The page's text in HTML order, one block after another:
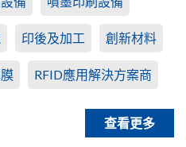
印後及加工 創新材料
RFID應用解決方案商
查看更多